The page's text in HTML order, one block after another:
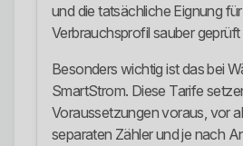
und die tatsächliche Eignung
Verbrauchsprofil sauber
Besonders wichtig ist das bei
SmartStrom. Diese Tarife
Voraussetzungen voraus, vor
separaten Zähler und je nach